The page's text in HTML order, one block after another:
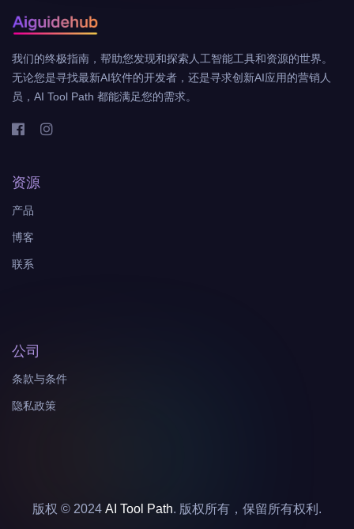
我们的终极指南，帮助您发现和探索人工智能工具和资源的世界。
无论您是寻找最新AI软件的开发者，还是寻求创新AI应用的营销人
员，AI Tool Path 都能满足您的需求。
资源
产品
博客
联系
公司
条款与条件
隐私政策
版权 © 2024 AI Tool Path. 版权所有，保留所有权利.